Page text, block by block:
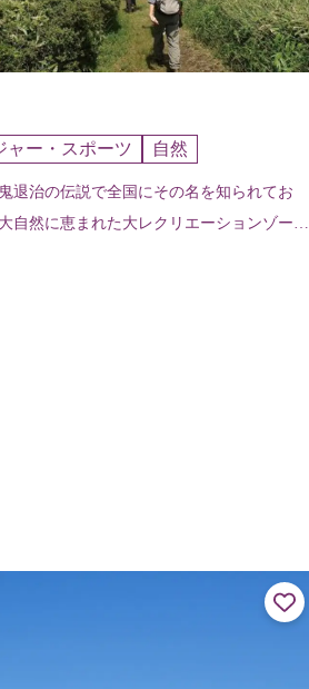
ャー・スポーツ 自然
退治の伝説で全国にその名を知られてお
自然に恵まれた大レクリエーションゾーン